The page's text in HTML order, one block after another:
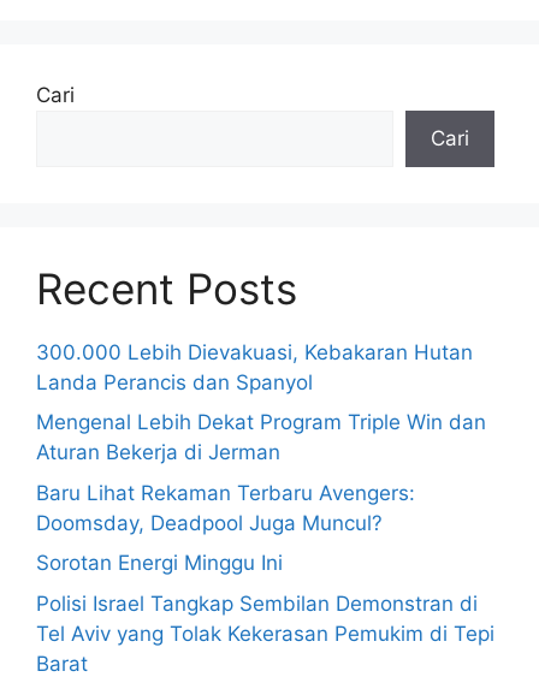
Cari
Cari
Recent Posts
300.000 Lebih Dievakuasi, Kebakaran Hutan
Landa Perancis dan Spanyol
Mengenal Lebih Dekat Program Triple Win dan
Aturan Bekerja di Jerman
Baru Lihat Rekaman Terbaru Avengers:
Doomsday, Deadpool Juga Muncul?
Sorotan Energi Minggu Ini
Polisi Israel Tangkap Sembilan Demonstran di
Tel Aviv yang Tolak Kekerasan Pemukim di Tepi
Barat